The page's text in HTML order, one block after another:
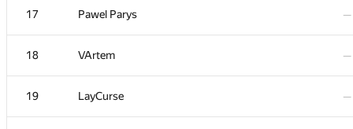
17 Pawel Parys —
18 VArtem —
19 LayCurse —
17 Pawel Parys —
18 VArtem —
19 LayCurse —